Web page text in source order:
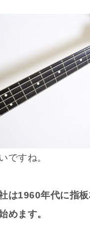
ですね。
は1960年代に指
めます。